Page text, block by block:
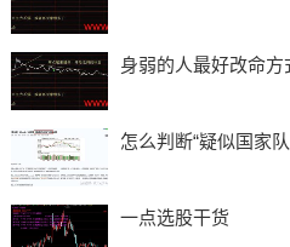
身弱的人最好改命方
怎么判断“疑似国家
一点选股干货